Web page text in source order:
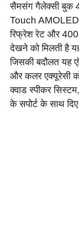
सैमसंग गैलेक्सी बुक
Touch AMOLED
रिफ्रेश रेट और 400
देखने को मिलती है
जिसकी बदौलत यह
और कलर एक्यूरेसी
क्वाड स्पीकर
के सपोर्ट के साथ